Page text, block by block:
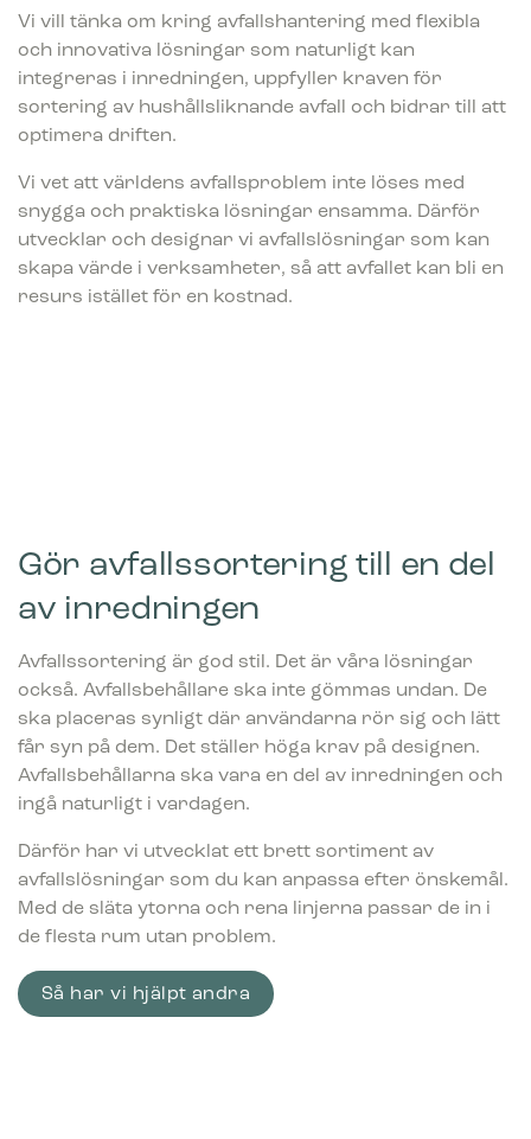
Vi vill tänka om kring avfallshantering med flexibla
och innovativa lösningar som naturligt kan
integreras i inredningen, uppfyller kraven för
sortering av hushållsliknande avfall och bidrar till att
optimera driften.
Vi vet att världens avfallsproblem inte löses med
snygga och praktiska lösningar ensamma. Därför
utvecklar och designar vi avfallslösningar som kan
skapa värde i verksamheter, så att avfallet kan bli en
resurs istället för en kostnad.
Gör avfallssortering till en del
av inredningen
Avfallssortering är god stil. Det är våra lösningar
också. Avfallsbehållare ska inte gömmas undan. De
ska placeras synligt där användarna rör sig och lätt
får syn på dem. Det ställer höga krav på designen.
Avfallsbehållarna ska vara en del av inredningen och
ingå naturligt i vardagen.
Därför har vi utvecklat ett brett sortiment av
avfallslösningar som du kan anpassa efter önskemål.
Med de släta ytorna och rena linjerna passar de in i
de flesta rum utan problem.
Så har vi hjälpt andra